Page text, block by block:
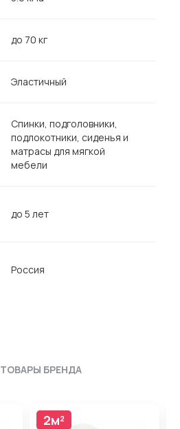
до 70 кг
Эластичный
Спинки, подголовники,
подлокотники, сиденья и
матрасы для мягкой
мебели
до 5 лет
Россия
ТОВАРЫ БРЕНДА
2м²